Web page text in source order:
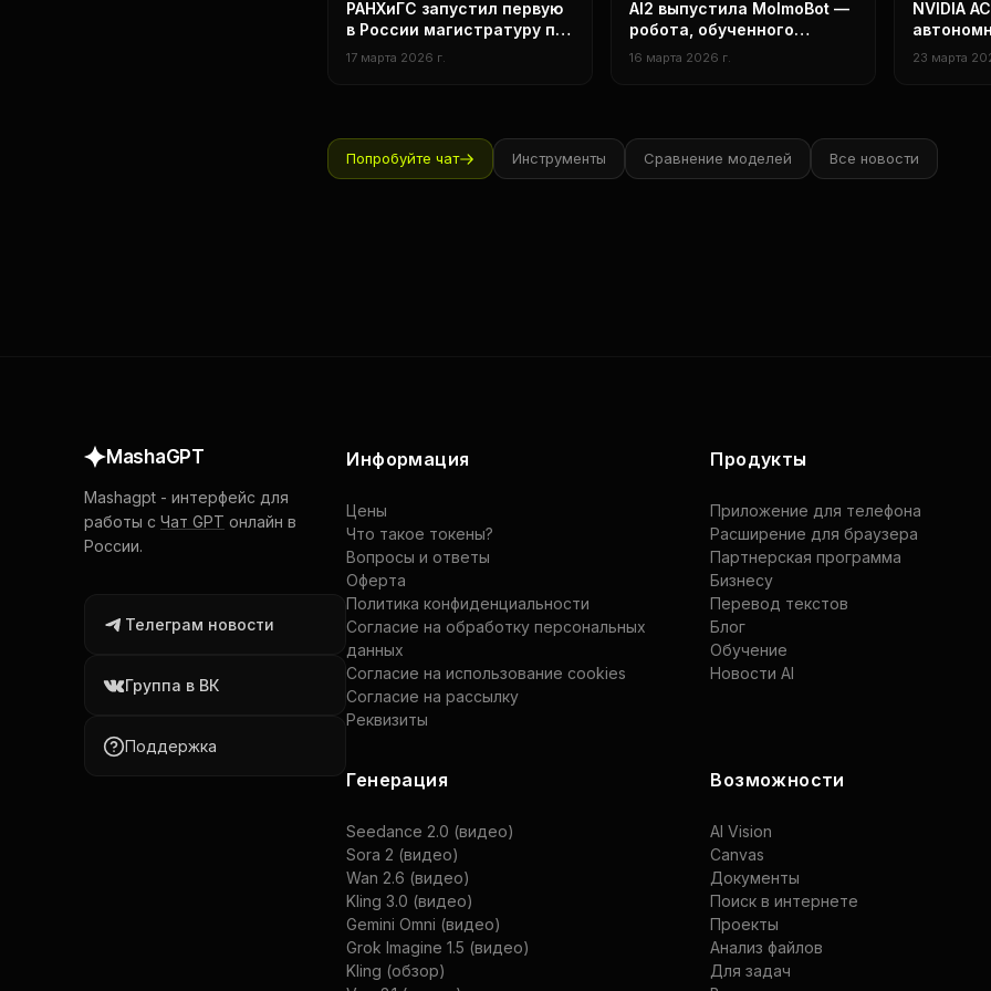
Наука
РАНХиГС запустил первую
в России магистратуру по
промпт-инженерингу
17 марта 2026 г.
Исследования
AI2 выпустила MolmoBot —
робота, обученного
целиком в симуляции
16 марта 2026 г.
технологии
NVIDIA
23 марта
Попробуйте чат Инструменты Сравнение моделей Все новости
MashaGPT
Mashagpt - интерфейс для
работы с Чат GPT онлайн в
России.
Телеграм новости
Группа в ВК
Поддержка
Информация
Цены
Что такое токены?
Вопросы и ответы
Оферта
Политика конфиденциальности
Согласие на обработку персональных
данных
Согласие на использование cookies
Согласие на рассылку
Реквизиты
Продукты
Приложение для телефона
Расширение для браузера
Партнерская программа
Бизнесу
Перевод текстов
Блог
Обучение
Новости AI
Генерация
Seedance 2.0 (видео)
Sora 2 (видео)
Wan 2.6 (видео)
Kling 3.0 (видео)
Gemini Omni (видео)
Grok Imagine 1.5 (видео)
Kling (обзор)
Возможности
AI Vision
Canvas
Документы
Поиск в интернете
Проекты
Анализ файлов
Для задач